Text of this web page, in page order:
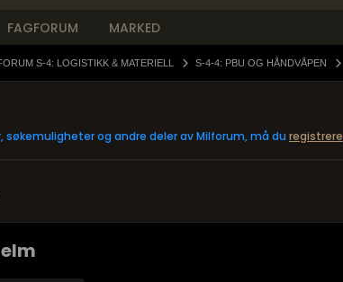
FAGFORUM MARKED
S-4: LOGISTIKK & MATERIELL S-4-4: PBU OG HÅNDVÅPEN
søkemuligheter og andre deler av Milforum, må du registrere